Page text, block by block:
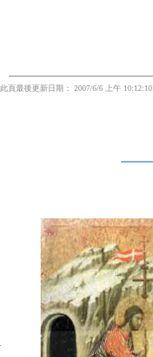
此頁最後更新日期： 2007/6/6 上午 10:12:10